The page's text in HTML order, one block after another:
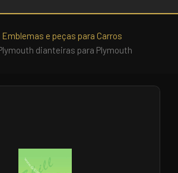
Emblemas e peças para Carros
dianteiras para Plymouth